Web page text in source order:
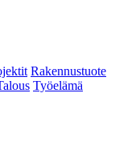
Rakennustuote
Työelämä